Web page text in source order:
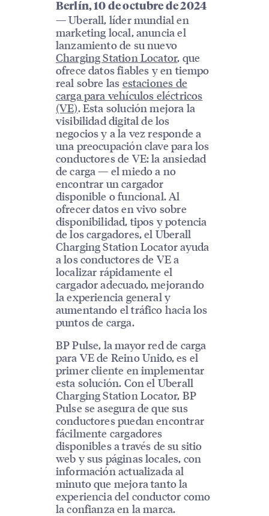
Berlín, 10 de octubre de 2024
— Uberall, líder mundial en
marketing local, anuncia el
lanzamiento de su nuevo
Charging Station Locator, que
ofrece datos fiables y en tiempo
real sobre las estaciones de
carga para vehículos eléctricos
(VE). Esta solución mejora la
visibilidad digital de los
negocios y a la vez responde a
una preocupación clave para los
conductores de VE: la ansiedad
de carga — el miedo a no
encontrar un cargador
disponible o funcional. Al
ofrecer datos en vivo sobre
disponibilidad, tipos y potencia
de los cargadores, el Uberall
Charging Station Locator ayuda
a los conductores de VE a
localizar rápidamente el
cargador adecuado, mejorando
la experiencia general y
aumentando el tráfico hacia los
puntos de carga.
BP Pulse, la mayor red de carga
para VE de Reino Unido, es el
primer cliente en implementar
esta solución. Con el Uberall
Charging Station Locator, BP
Pulse se asegura de que sus
conductores puedan encontrar
fácilmente cargadores
disponibles a través de su sitio
web y sus páginas locales, con
información actualizada al
minuto que mejora tanto la
experiencia del conductor como
la confianza en la marca.